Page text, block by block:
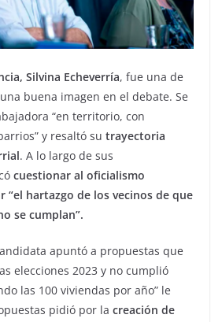
Silvina Echeverría, fue una de
buena imagen en el debate. Se
“en territorio, con
y resaltó su trayectoria
. A lo largo de sus
cuestionar al oficialismo
“el hartazgo de los vecinos de que
se cumplan”.
apuntó a propuestas que
elecciones 2023 y no cumplió
las 100 viviendas por año” le
pidió por la creación de